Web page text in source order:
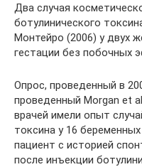
Два случая
ботулинического
Монтейро (2006) у двух
гестации без побочных
Опрос, проведенный в
проведенный Morgan et
врачей имели опыт
токсина у 16
пациент с историей
после инъекции